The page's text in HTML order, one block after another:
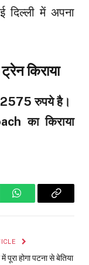
में अपना
किराया
2575 रुपये है।
का किराया
WhatsAppCopy
पूरा होगा पटना से बेतिया